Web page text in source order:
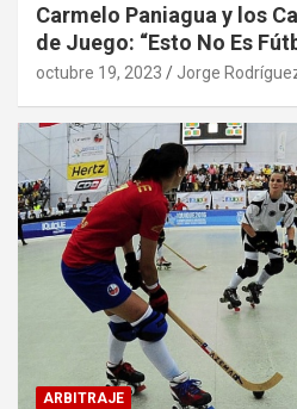
Carmelo Paniagua y los
de Juego: “Esto No Es
octubre 19, 2023 Jorge
ARBITRAJE